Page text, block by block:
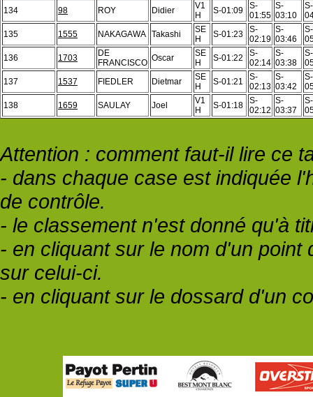
134
98 ROY Didier
V1
H
S-01:09
S-
01:55
S-
03:10
S-
135
1555 NAKAGAWA Takashi
SE
H
S-01:23
S-
02:19
S-
03:46
S-
136
1703
DE
FRANCISCO Oscar
SE
H
S-01:22
S-
02:14
S-
03:38
S-
137
1537 FIEDLER Dietmar
SE
H
S-01:21
S-
02:13
S-
03:42
S-
138
1659 SAULAY Joel
V1
H
S-01:18
S-
02:12
S-
03:37
S-
Attention : comment faut-il lire ce
- dans chaque case est indiquée
de contrôle.
- le classement n'est donné qu'à
- en cliquant sur le nom d'un
sur celui-ci.
- en cliquant sur le dossard d'un